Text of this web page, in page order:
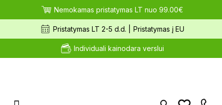
Nemokamas pristatymas LT nuo 99.00€
Pristatymas LT 2-5 d.d. | Pristatymas į EU
Individuali kainodara verslui